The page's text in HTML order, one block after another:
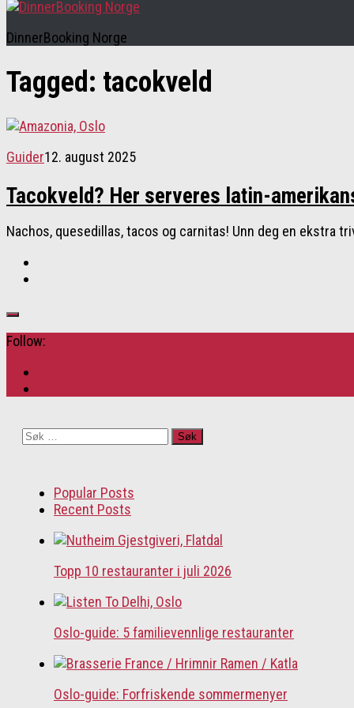
DinnerBooking Norge
Tagged: tacokveld
Guider12. august 2025
Tacokveld? Her serveres latin-
Nachos, quesedillas, tacos og carnitas! Unn deg en ekstra
Follow:
Søk
etter:
Popular Posts
Recent Posts
Topp 10 restauranter i juli 2026
Oslo-guide: 5 familievennlige restauranter
Oslo-guide: Forfriskende sommermenyer